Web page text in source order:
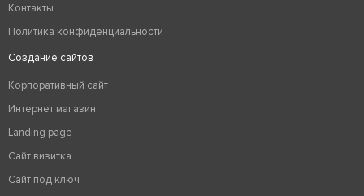
Контакты
Политика конфиденциальности
Создание сайтов
Корпоративный сайт
Интернет магазин
Landing page
Сайт визитка
Сайт под ключ